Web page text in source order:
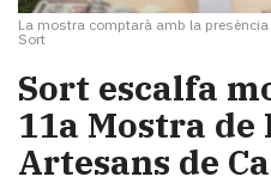
La mostra comptarà amb la
Sort
Sort escalfa
11a Mostra de
Artesans de